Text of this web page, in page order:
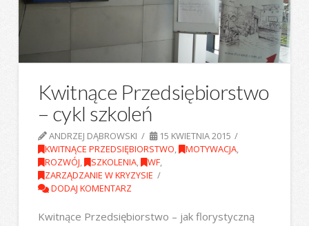
Kwitnące Przedsiębiorstwo
– cykl szkoleń
ANDRZEJ DĄBROWSKI
15 KWIETNIA 2015
KWITNĄCE PRZEDSIĘBIORSTWO, MOTYWACJA,
ROZWÓJ, SZKOLENIA, WF,
ZARZĄDZANIE W KRYZYSIE
DODAJ KOMENTARZ
Kwitnące Przedsiębiorstwo – jak florystyczną